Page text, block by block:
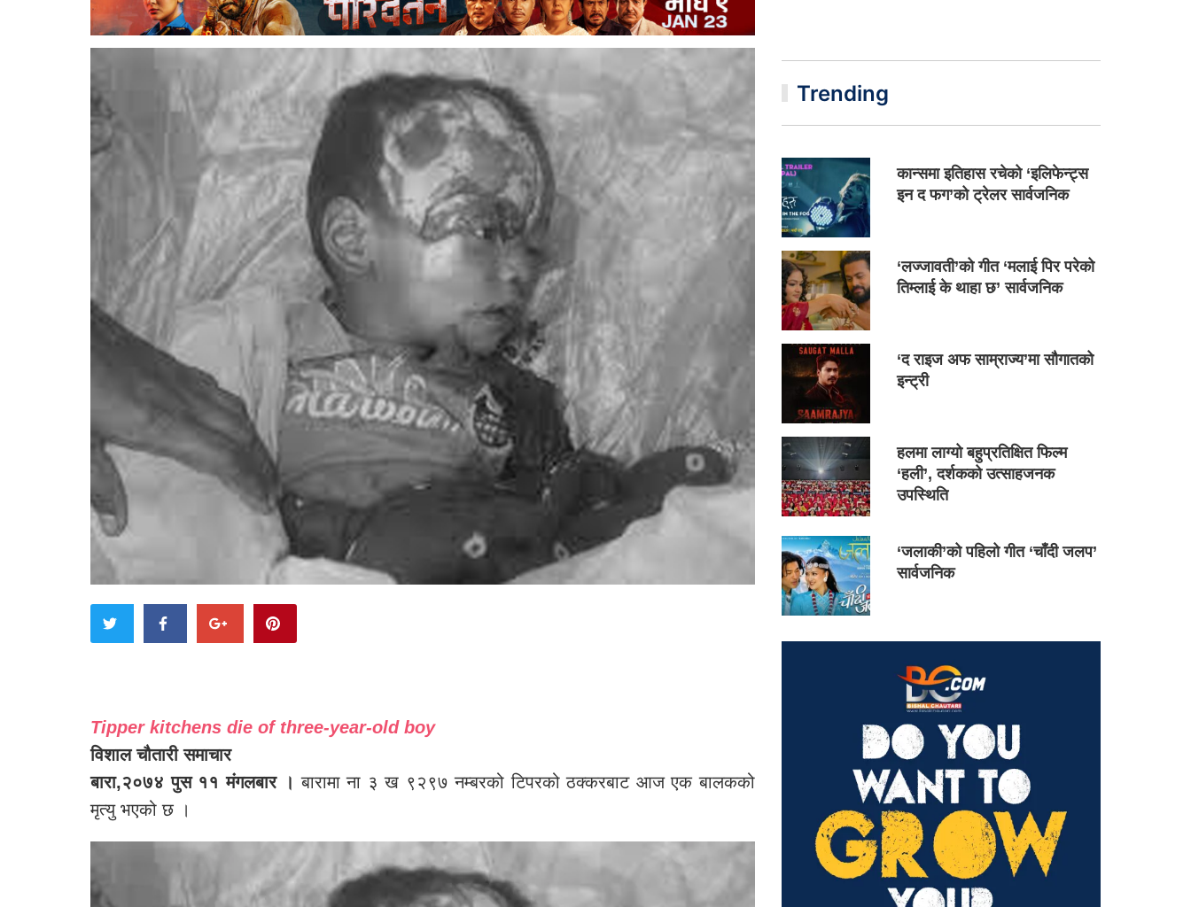
Tipper kitchens die of three-year-old boy
विशाल चौतारी समाचार
बारा,२०७४ पुस ११ मंगलबार । बारामा ना ३ ख ९२९७ नम्बरको टिपरको ठक्करबाट आज एक बालकको
मृत्यु भएको छ ।
Trending
कान्समा इतिहास रचेको ‘इलिफेन्ट्स
इन द फग’को ट्रेलर सार्वजनिक
‘लज्जावती’को गीत ‘मलाई पिर परेको
तिम्लाई के थाहा छ’ सार्वजनिक
‘द राइज अफ साम्राज्य’मा सौगातको
इन्ट्री
हलमा लाग्यो बहुप्रतिक्षित फिल्म
‘हली’, दर्शकको उत्साहजनक
उपस्थिति
‘जलाकी’को पहिलो गीत ‘चाँदी जलप’
सार्वजनिक